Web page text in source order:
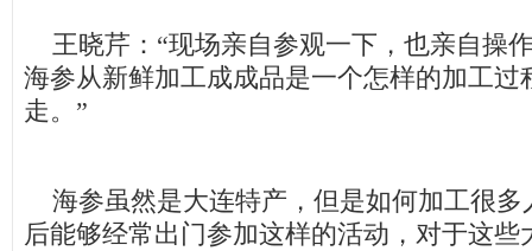
王晓芹：“现场亲自参观一下，也亲自操
海参从新鲜加工成成品是一个怎样的加工过
走。”
海参虽然是大连特产，但是如何加工很多
后能够经常出门参加这样的活动，对于这些